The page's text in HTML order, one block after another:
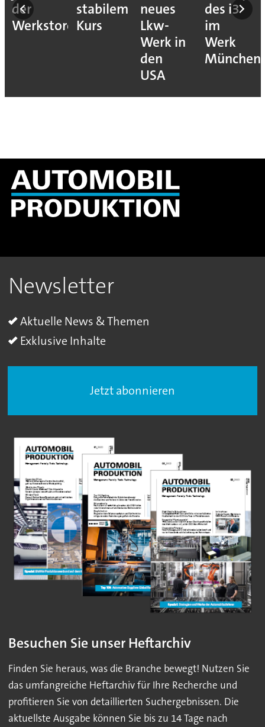
der
Werkstore
stabilem
Kurs
neues
Lkw-
Werk in
den
USA
des i3
im
Werk
München
Newsletter
Aktuelle News & Themen
Exklusive Inhalte
Jetzt abonnieren
Besuchen Sie unser Heftarchiv
Finden Sie heraus, was die Branche bewegt! Nutzen Sie
das umfangreiche Heftarchiv für Ihre Recherche und
profitieren Sie von detaillierten Suchergebnissen. Die
aktuellste Ausgabe können Sie bis zu 14 Tage nach